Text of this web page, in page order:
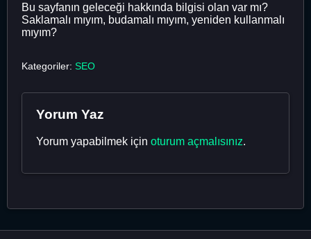
Bu sayfanın geleceği hakkında bilgisi olan var mı?
Saklamalı mıyım, budamalı mıyım, yeniden kullanmalı
mıyım?
Kategoriler: SEO
Yorum Yaz
Yorum yapabilmek için oturum açmalısınız.